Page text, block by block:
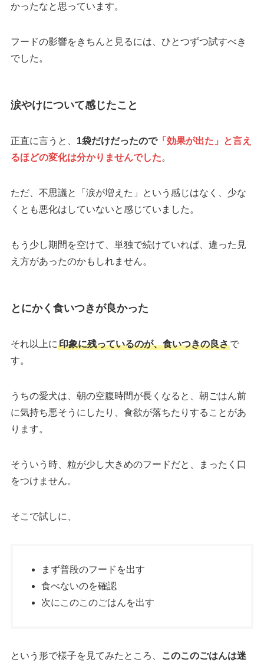
かったなと思っています。
フードの影響をきちんと見るには、ひとつずつ試すべき
でした。
涙やけについて感じたこと
正直に言うと、 1袋だけだったので「効果が出た」と言え
るほどの変化は分かりませんでした。
ただ、不思議と「涙が増えた」という感じはなく、少な
くとも悪化はしていないと感じていました。
もう少し期間を空けて、単独で続けていれば、違った見
え方があったのかもしれません。
とにかく食いつきが良かった
それ以上に 印象に残っているのが、食いつきの良さで
す。
うちの愛犬は、朝の空腹時間が長くなると、朝ごはん前
に気持ち悪そうにしたり、食欲が落ちたりすることがあ
ります。
そういう時、粒が少し大きめのフードだと、まったく口
をつけません。
そこで試しに、
まず普段のフードを出す
食べないのを確認
次にこのこのごはんを出す
という形で様子を見てみたところ、
このこのごはんは迷